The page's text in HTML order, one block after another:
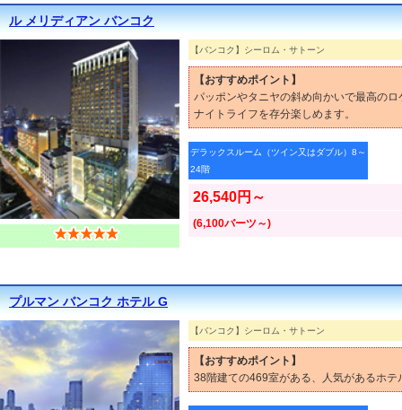
ル メリディアン バンコク
【バンコク】シーロム・サトーン
【おすすめポイント】
パッポンやタニヤの斜め向かいで最高の
ナイトライフを存分楽しめます。
デラックスルーム（ツイン又はダブル）8～
24階
26,540円～
(6,100バーツ～)
プルマン バンコク ホテル G
【バンコク】シーロム・サトーン
【おすすめポイント】
38階建ての469室がある、人気があるホテ